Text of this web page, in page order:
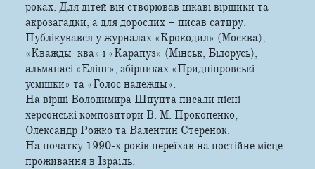
роках. Для дітей він створював цікаві віршики та
акрозагадки, а для дорослих – писав сатиру.
Публікувався у журналах «Крокодил» (Москва),
«Кважды ква» і «Карапуз» (Мінськ, Білорусь),
альманасі «Елінг», збірниках «Придніпровські
усмішки» та «Голос надежды».
На вірші Володимира Шпунта писали пісні
херсонські композитори В. М. Прокопенко,
Олександр Рожко та Валентин Стеренок.
На початку 1990-х років переїхав на постійне місце
проживання в Ізраїль.